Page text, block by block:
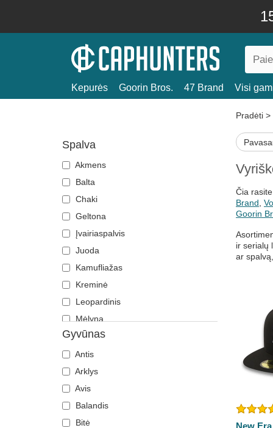
Kepurės Goorin Bros. 47 Brand Visi
Spalva
Akmens
Balta
Chaki
Geltona
Įvairiaspalvis
Juoda
Kamufliažas
Kreminė
Leopardinis
Mėlyna
Oranžinė
Pilka
Raudona
Rožinė
Ruda
Smėlio
Gyvūnas
Antis
Arklys
Avis
Balandis
Bitė
Pradėti >
Čia
Brand
Goorin
ir serialų
ar